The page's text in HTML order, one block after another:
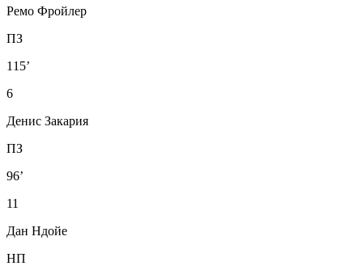
Ремо Фройлер
ПЗ
115’
6
Денис Закария
ПЗ
96’
11
Дан Ндойе
НП